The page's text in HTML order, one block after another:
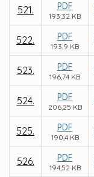
521. PDF
193,32 KB
522. PDF
193,9 KB
523. PDF
196,74 KB
524. PDF
206,25 KB
525. PDF
190,4 KB
526. PDF
194,52 KB